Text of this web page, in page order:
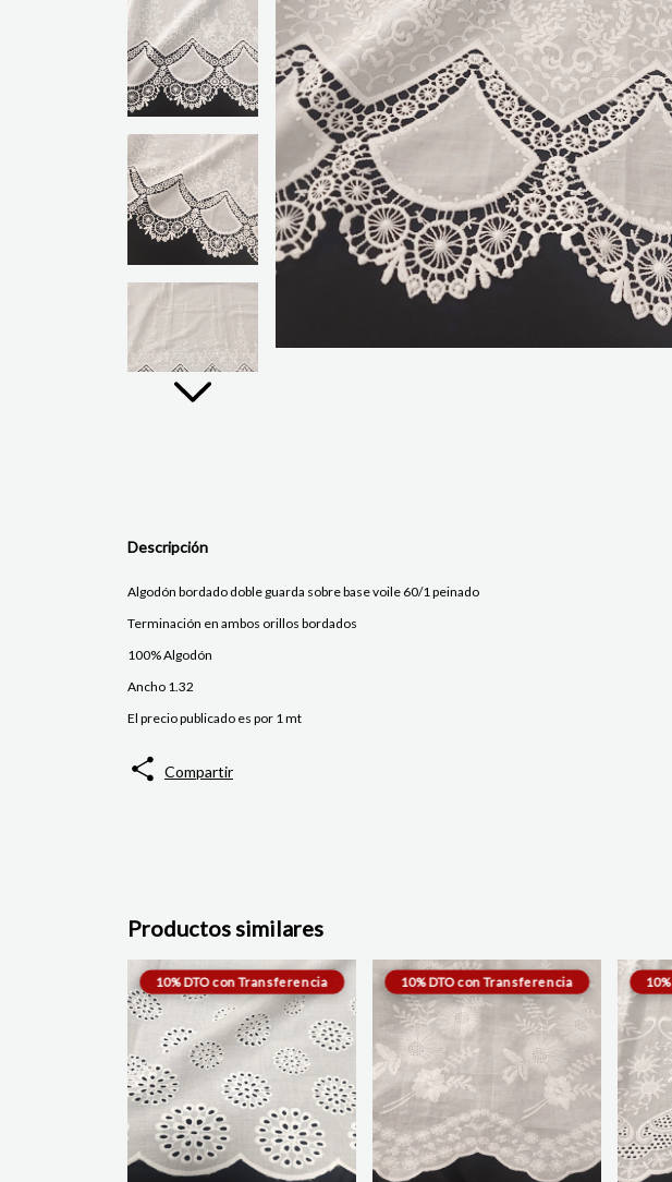
Descripción
Algodón bordado doble guarda sobre base voile 60/1 peinado
Terminación en ambos orillos bordados
100% Algodón
Ancho 1.32
El precio publicado es por 1 mt
Compartir
Productos similares